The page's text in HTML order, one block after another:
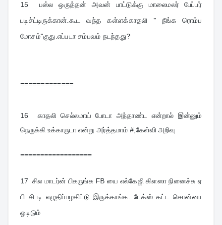
15 பஸ்ல ஒருத்தன் அவன் பாட்டுக்கு மாலைமலர் பேப்பர்
படிச்ட்டிருக்கான்.கூட வந்த கள்ளக்காதலி " நீங்க ரொம்ப
மோசம்"குது.எப்படா சம்பவம் நடந்தது?
=============
16 காதலி செல்லமாய் போடா அந்தாண்ட என்றால் இன்னும்
நெருக்கி உக்காருடா என்று அர்த்தமாம் #,கேள்வி அறிவு
==================
17 சில மாடர்ன் பிகருங்க FB யை எல்கேஜி கிளஸா நினைச்சு ஏ
பி சி டி எழுதிப்பழகிட்டு இருக்காங்க. டேக்ஸ் கட்ட சொன்னா
ஓடிடும்